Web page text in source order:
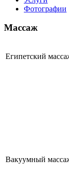
Фотографии
Массаж
Египетский
Вакуумный